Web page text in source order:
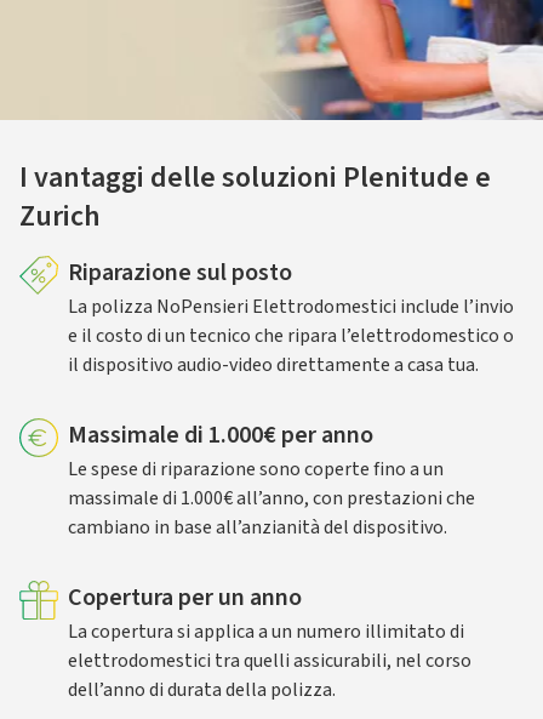
I vantaggi delle soluzioni Plenitude e
Zurich
Riparazione sul posto
La polizza NoPensieri Elettrodomestici include l’invio
e il costo di un tecnico che ripara l’elettrodomestico o
il dispositivo audio-video direttamente a casa tua.
Massimale di 1.000€ per anno
Le spese di riparazione sono coperte fino a un
massimale di 1.000€ all’anno, con prestazioni che
cambiano in base all’anzianità del dispositivo.
Copertura per un anno
La copertura si applica a un numero illimitato di
elettrodomestici tra quelli assicurabili, nel corso
dell’anno di durata della polizza.